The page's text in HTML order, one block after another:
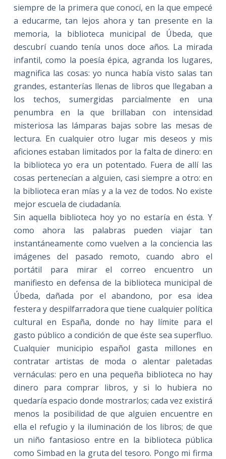
siempre de la primera que conocí, en la que empecé
a educarme, tan lejos ahora y tan presente en la
memoria, la biblioteca municipal de Úbeda, que
descubrí cuando tenía unos doce años. La mirada
infantil, como la poesía épica, agranda los lugares,
magnifica las cosas: yo nunca había visto salas tan
grandes, estanterías llenas de libros que llegaban a
los techos, sumergidas parcialmente en una
penumbra en la que brillaban con intensidad
misteriosa las lámparas bajas sobre las mesas de
lectura. En cualquier otro lugar mis deseos y mis
aficiones estaban limitados por la falta de dinero: en
la biblioteca yo era un potentado. Fuera de allí las
cosas pertenecían a alguien, casi siempre a otro: en
la biblioteca eran mías y a la vez de todos. No existe
mejor escuela de ciudadanía.
Sin aquella biblioteca hoy yo no estaría en ésta. Y
como ahora las palabras pueden viajar tan
instantáneamente como vuelven a la conciencia las
imágenes del pasado remoto, cuando abro el
portátil para mirar el correo encuentro un
manifiesto en defensa de la biblioteca municipal de
Úbeda, dañada por el abandono, por esa idea
festera y despilfarradora que tiene cualquier política
cultural en España, donde no hay límite para el
gasto público a condición de que éste sea superfluo.
Cualquier municipio español gasta millones en
contratar artistas de moda o alentar paletadas
vernáculas: pero en una pequeña biblioteca no hay
dinero para comprar libros, y si lo hubiera no
quedaría espacio donde mostrarlos; cada vez existirá
menos la posibilidad de que alguien encuentre en
ella el refugio y la iluminación de los libros; de que
un niño fantasioso entre en la biblioteca pública
como Simbad en la gruta del tesoro. Pongo mi firma